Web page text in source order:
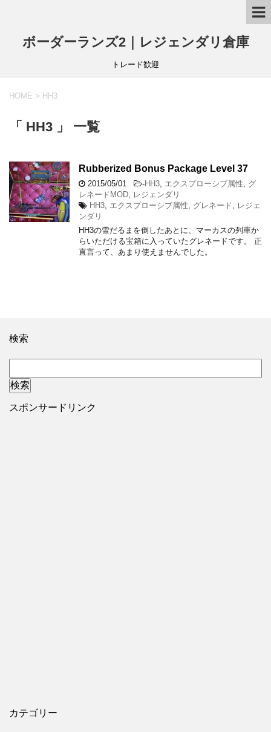
ボーダーランズ2｜レジェンダリ倉庫
トレード歓迎
HOME > HH3
「 HH3 」 一覧
Rubberized Bonus Package Level 37
2015/05/01 -HH3 エクスプローシブ属性
グ
レネードMOD
レジェンダリ
HH3
エクスプローシブ属性 グレネード
レジェ
ンダリ
HH3の雪だるまを倒したあとに、マーカスの列車か
らいただける宝箱に入っていたグレネードです。 正
直言って、あまり使えませんでした。
検索
スポンサードリンク
カテゴリー